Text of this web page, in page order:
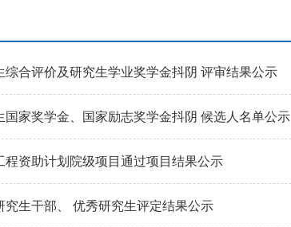
综合评价及研究生学业奖学金抖阴 评审结果公示
国家奖学金、国家励志奖学金抖阴 候选人名单公示
程资助计划院级项目通过项目结果公示
究生干部、 优秀研究生评定结果公示